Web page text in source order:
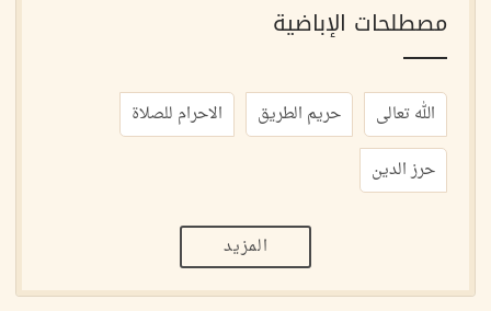
مصطلحات الإباضية
الله تعالى حريم الطريق
الاحرام للصلاة
حرز الدين
المزيد